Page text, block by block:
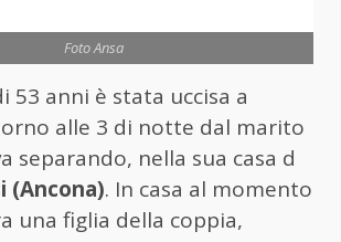
Foto Ansa
53 anni è stata uccisa a
alle 3 di notte dal marito
separando, nella sua casa d
(Ancona). In casa al momento
una figlia della coppia,